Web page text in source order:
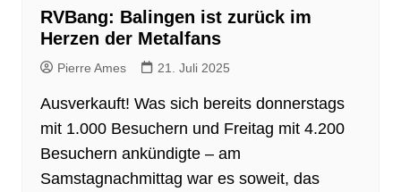
RVBang: Balingen ist zurück im
Herzen der Metalfans
Pierre Ames 21. Juli 2025
Ausverkauft! Was sich bereits donnerstags
mit 1.000 Besuchern und Freitag mit 4.200
Besuchern ankündigte – am
Samstagnachmittag war es soweit, das